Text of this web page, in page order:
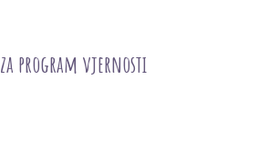
za program vjernosti